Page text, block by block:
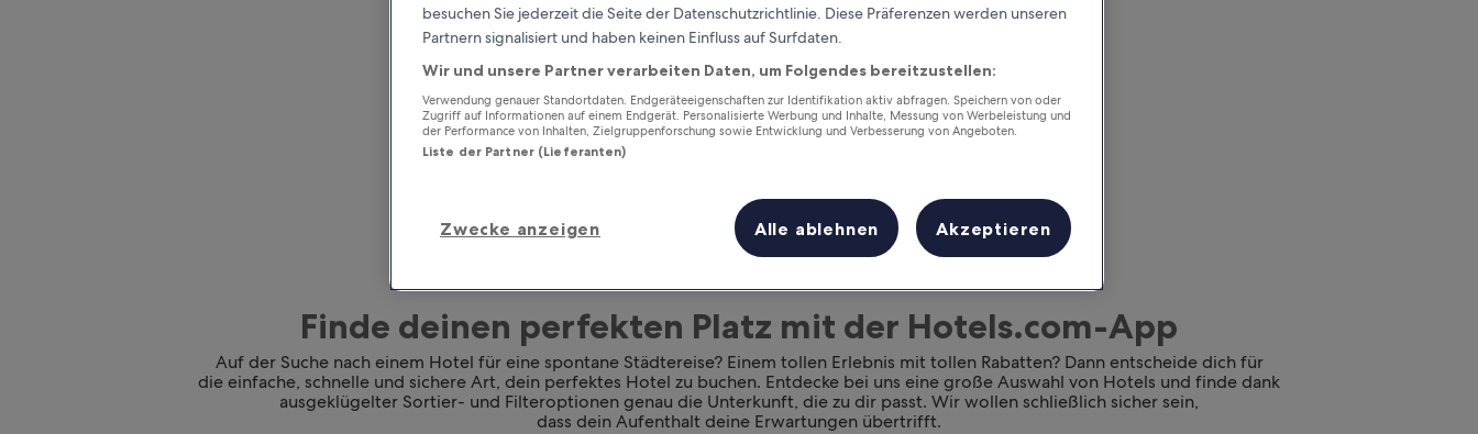
Finde deinen perfekten Platz mit der Hotels.com-App
Auf der Suche nach einem Hotel für eine spontane Städtereise? Einem tollen Erlebnis mit tollen Rabatten? Dann entscheide dich für
die einfache, schnelle und sichere Art, dein perfektes Hotel zu buchen. Entdecke bei uns eine große Auswahl von Hotels und finde dank
ausgeklügelter Sortier- und Filteroptionen genau die Unterkunft, die zu dir passt. Wir wollen schließlich sicher sein,
dass dein Aufenthalt deine Erwartungen übertrifft.
besuchen Sie jederzeit die Seite der Datenschutzrichtlinie. Diese Präferenzen werden unseren
Partnern signalisiert und haben keinen Einfluss auf Surfdaten.
Wir und unsere Partner verarbeiten Daten, um Folgendes bereitzustellen:
Verwendung genauer Standortdaten. Endgeräteeigenschaften zur Identifikation aktiv abfragen. Speichern von oder
Zugriff auf Informationen auf einem Endgerät. Personalisierte Werbung und Inhalte, Messung von Werbeleistung und
der Performance von Inhalten, Zielgruppenforschung sowie Entwicklung und Verbesserung von Angeboten.
Liste der Partner (Lieferanten)
Zwecke anzeigen Alle ablehnen Akzeptieren